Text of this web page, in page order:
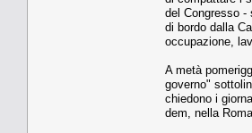
del Congresso -
di bordo dalla
occupazione,
A metà
governo"
chiedono i
dem, nella